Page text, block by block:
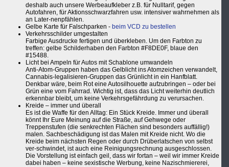
deshalb auch unsere Werbeaufkleber z.B. für Nulltarif, gegen
Autofahren, für Aktionsschwarzfahren usw. intensiver wahrnehmen als
an Later-nenpfählen.
Gelbe Karte für Falschparken - beim VCD zu bestellen
Verkehrsschilder umgestalten
Farbige Ausdrucke fertigen und überkleben. Um den Farbton zu
treffen: gelbe Schilderhaben den Farbton #F8DE0F, blaue den
#15488.
Licht bei Ampeln für Autos mit Schablone umwandeln
Anti-Atom-Gruppen haben das Gelblicht ins Atomzeichen verwandelt,
Cannabis-legalisieren-Gruppen das Grünlicht in ein Hanfblatt.
Denkbar wäre, beim Rot eine Autosilhouette aufzubringen – oder bei
Grün eine vom Fahrrad. Wichtig ist, dass das Licht weiterhin deutlich
erkennbar bleibt, um keine Verkehrsgefährdung zu verursachen.
Kreide – immer und überall
Es ist die Waffe für den Alltag: Ein Stück Kreide. Immer und überall
könnt Ihr Eure Meinung auf die Straße, auf Gehwege oder
Treppenstufen (die senkrechten Flächen sind besonders auffällig!)
malen. Sachbeschädigung ist das Malen mit Kreide nicht. Wo die
Kreide beim nächsten Regen oder durch Drüberlatschen von selbst
ver-schwindet, ist auch eine Reinigungsrechnung ausgeschlossen.
Die Vorstellung ist einfach geil, dass wir fortan – weil wir immer Kreide
dabei haben – keine sexistische Werbung, keine Nazischmiererei,